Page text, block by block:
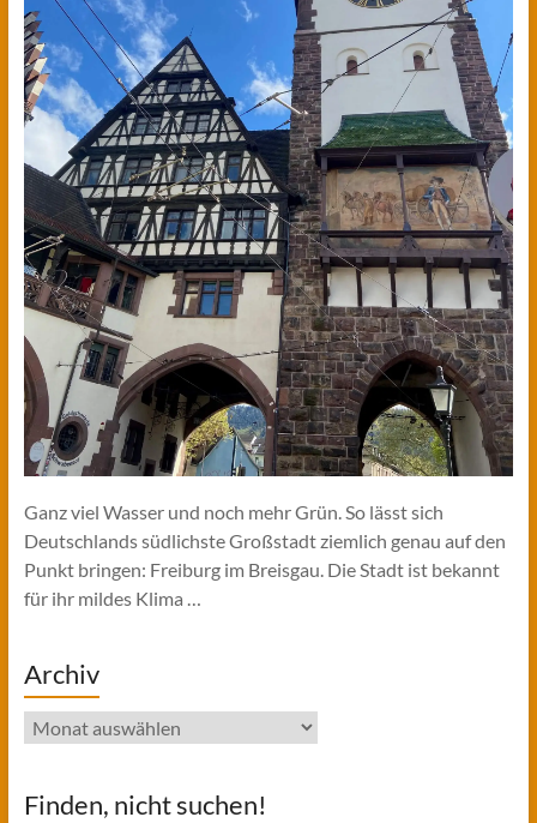
Ganz viel Wasser und noch mehr Grün. So lässt sich
Deutschlands südlichste Großstadt ziemlich genau auf den
Punkt bringen: Freiburg im Breisgau. Die Stadt ist bekannt
für ihr mildes Klima …
Archiv
Archiv
Finden, nicht suchen!